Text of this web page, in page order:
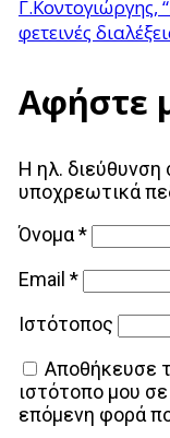
φετεινές
Αφήστε
Η ηλ. διεύθυνση
υποχρεωτικά
Όνομα*
Email *
Ιστότοπος
Αποθήκευσε
ιστότοπο μου
επόμενη φορά